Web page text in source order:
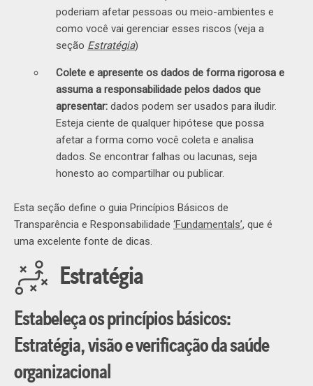
poderiam afetar pessoas ou meio-ambientes e
como você vai gerenciar esses riscos (veja a
seção Estratégia)
Colete e apresente os dados de forma rigorosa e
assuma a responsabilidade pelos dados que
apresentar: dados podem ser usados para iludir.
Esteja ciente de qualquer hipótese que possa
afetar a forma como você coleta e analisa
dados. Se encontrar falhas ou lacunas, seja
honesto ao compartilhar ou publicar.
Esta seção define o guia Princípios Básicos de
Transparência e Responsabilidade ‘Fundamentals’, que é
uma excelente fonte de dicas.
Estratégia
Estabeleça os princípios básicos:
Estratégia, visão e verificação da saúde
organizacional